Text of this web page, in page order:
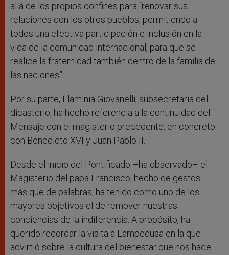
allá de los propios confines para “renovar sus
relaciones con los otros pueblos, permitiendo a
todos una efectiva participación e inclusión en la
vida de la comunidad internacional, para que se
realice la fraternidad también dentro de la familia de
las naciones”.
Por su parte, Flaminia Giovanelli, subsecretaria del
dicasterio, ha hecho referencia a la continuidad del
Mensaje con el magisterio precedente, en concreto
con Benedicto XVI y Juan Pablo II.
Desde el inicio del Pontificado –ha observado– el
Magisterio del papa Francisco, hecho de gestos
más que de palabras, ha tenido como uno de los
mayores objetivos el de remover nuestras
conciencias de la indiferencia. A propósito, ha
querido recordar la visita a Lampedusa en la que
advirtió sobre la cultura del bienestar que nos hace